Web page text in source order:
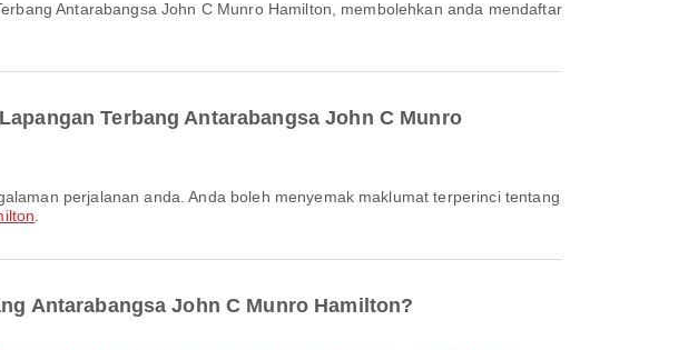
Terbang Antarabangsa John C Munro
Antarabangsa John C Munro Hamilton?